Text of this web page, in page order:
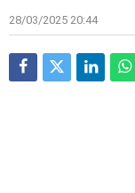
28/03/2025 20:44